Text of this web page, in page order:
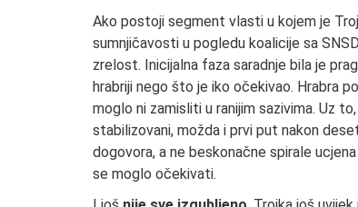
Ako postoji segment vlasti u kojem je
sumnjičavosti u pogledu koalicije sa
zrelost. Inicijalna faza saradnje bila je
hrabriji nego što je iko očekivao. Hrabra
moglo ni zamisliti u ranijim sazivima. Uz
stabilizovani, možda i prvi put nakon
dogovora, a ne beskonačne spirale
se moglo očekivati.